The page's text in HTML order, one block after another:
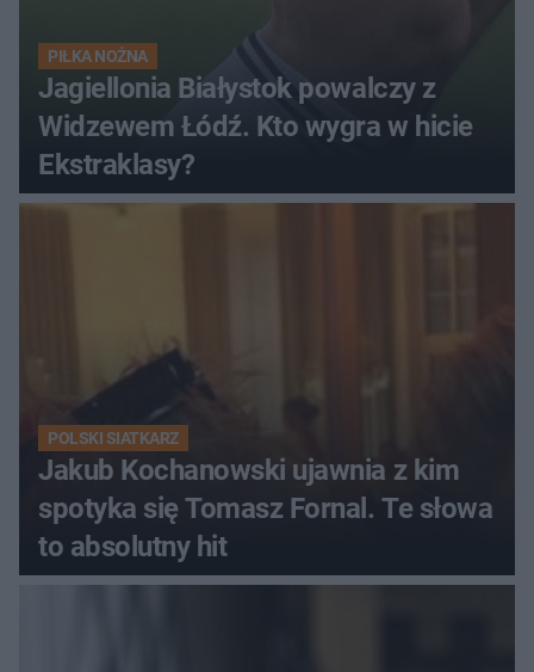
PIŁKA NOŻNA
Jagiellonia Białystok powalczy z
Widzewem Łódź. Kto wygra w hicie
Ekstraklasy?
POLSKI SIATKARZ
Jakub Kochanowski ujawnia z kim
spotyka się Tomasz Fornal. Te słowa
to absolutny hit